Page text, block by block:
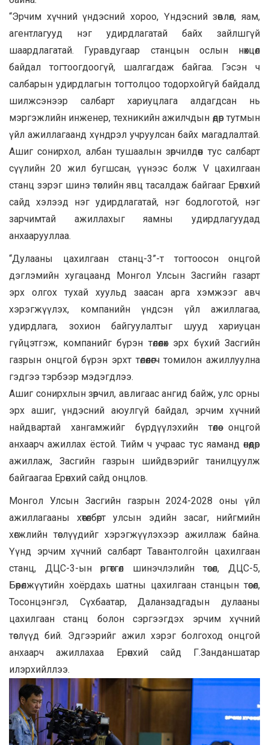
“Эрчим хүчний үндэсний хороо, Үндэсний зөвлөл, яам,
агентлагууд нэг удирдлагатай байх зайлшгүй
шаардлагатай. Гуравдугаар станцын ослын нөхцөл
байдал тогтоогдоогүй, шалгагдаж байгаа. Гэсэн ч
салбарын удирдлагын тогтолцоо тодорхойгүй байдалд
шилжсэнээр салбарт хариуцлага алдагдсан нь
мэргэжлийн инженер, техникийн ажилчдын өдөр тутмын
үйл ажиллагаанд хүндрэл учруулсан байх магадлалтай.
Ашиг сонирхол, албан тушаалын зөрчилдөөн тус салбарт
сүүлийн 20 жил бугшсан, үүнээс болж V цахилгаан
станц зэрэг шинэ төслийн явц тасалдаж байгааг Ерөнхий
сайд хэлээд нэг удирдлагатай, нэг бодлоготой, нэг
зарчимтай ажиллахыг яамны удирдлагуудад
анхаарууллаа.
“Дулааны цахилгаан станц-3”-т тогтоосон онцгой
дэглэмийн хугацаанд Монгол Улсын Засгийн газарт
эрх олгох тухай хуульд заасан арга хэмжээг авч
хэрэгжүүлэх, компанийн үндсэн үйл ажиллагаа,
удирдлага, зохион байгуулалтыг шууд хариуцан
гүйцэтгэж, компанийг бүрэн төлөөлөх эрх бүхий Засгийн
газрын онцгой бүрэн эрхт төлөөлөгч томилон ажиллуулна
гэдгээ тэрбээр мэдэгдлээ.
Ашиг сонирхлын зөрчил, авлигаас ангид байж, улс орны
эрх ашиг, үндэсний аюулгүй байдал, эрчим хүчний
найдвартай хангамжийг бүрдүүлэхийн төлөө онцгой
анхаарч ажиллах ёстой. Тийм ч учраас тус яаманд өнөөдөр
ажиллаж, Засгийн газрын шийдвэрийг танилцуулж
байгаагаа Ерөнхий сайд онцлов.
Монгол Улсын Засгийн газрын 2024-2028 оны үйл
ажиллагааны хөтөлбөрт улсын эдийн засаг, нийгмийн
хөгжлийн төслүүдийг хэрэгжүүлэхээр ажиллаж байна.
Үүнд эрчим хүчний салбарт Тавантолгойн цахилгаан
станц, ДЦС-3-ын өргөтгөл шинэчлэлийн төсөл, ДЦС-5,
Бөөрөлжүүтийн хоёрдахь шатны цахилгаан станцын төсөл,
Тосонцэнгэл, Сүхбаатар, Даланзадгадын дулааны
цахилгаан станц болон сэргээгдэх эрчим хүчний
төслүүд бий. Эдгээрийг ажил хэрэг болгоход онцгой
анхаарч ажиллахаа Ерөнхий сайд Г.Занданшатар
илэрхийллээ.